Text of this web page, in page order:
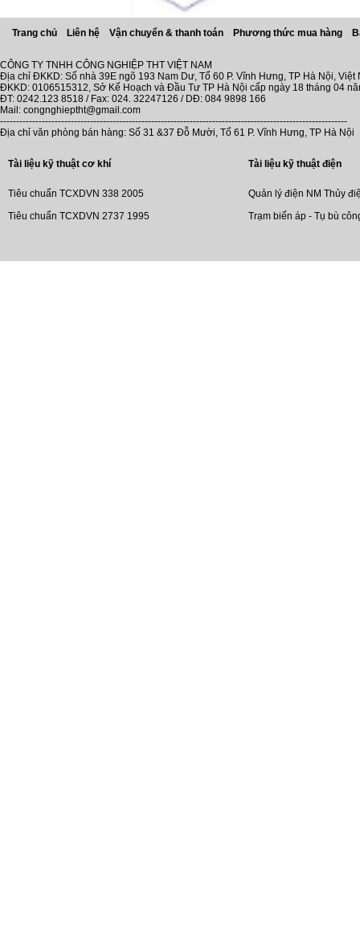
Trang chủ Liên hệ Vận chuyển & thanh toán Phương thức mua hàng
CÔNG TY TNHH CÔNG NGHIỆP THT VIỆT NAM
Địa chỉ ĐKKD: Số nhà 39E ngõ 193 Nam Dư, Tổ 60 P. Vĩnh Hưng, TP Hà Nội, Việt
ĐKKD: 0106515312, Sở Kế Hoạch và Đầu Tư TP Hà Nội cấp ngày 18 tháng 04
ĐT: 0242.123 8518 / Fax: 024. 32247126 / DĐ: 084 9898 166
Mail: congnghieptht@gmail.com
------------------------------------------------------------------------------------------------------------
Địa chỉ văn phòng bán hàng: Số 31 &37 Đỗ Mười, Tổ 61 P. Vĩnh Hưng, TP Hà Nội
Tài liệu kỹ thuật cơ khí
Tiêu chuẩn TCXDVN 338 2005
Tiêu chuẩn TCXDVN 2737 1995
Tài liệu kỹ thuật điện
Quản lý điện NM Thủy
Trạm biến áp - Tụ bù